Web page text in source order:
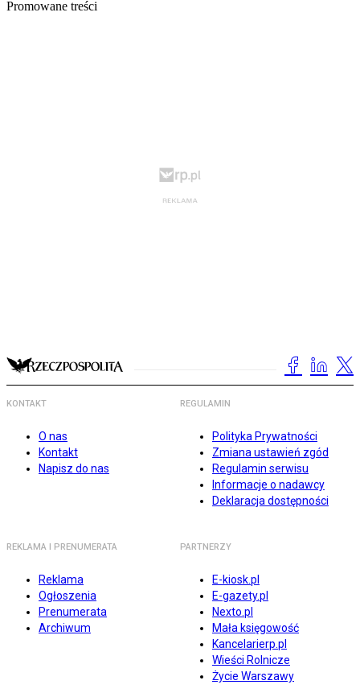
Promowane treści
KONTAKT
O nas
Kontakt
Napisz do nas
REGULAMIN
Polityka Prywatności
Zmiana ustawień zgód
Regulamin serwisu
Informacje o nadawcy
Deklaracja dostępności
REKLAMA I PRENUMERATA
Reklama
Ogłoszenia
Prenumerata
Archiwum
PARTNERZY
E-kiosk.pl
E-gazety.pl
Nexto.pl
Mała księgowość
Kancelarierp.pl
Wieści Rolnicze
Życie Warszawy